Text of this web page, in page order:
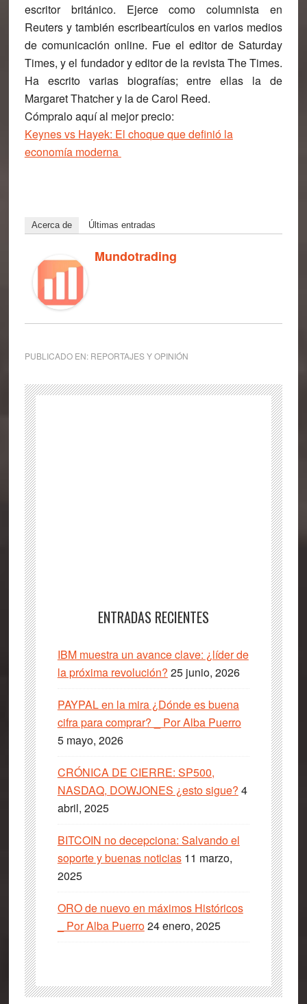
escritor británico. Ejerce como columnista en
Reuters y también escribeartículos en varios medios
de comunicación online. Fue el editor de Saturday
Times, y el fundador y editor de la revista The Times.
Ha escrito varias biografías; entre ellas la de
Margaret Thatcher y la de Carol Reed.
Cómpralo aquí al mejor precio:
Keynes vs Hayek: El choque que definió la
economía moderna
Acerca de Últimas entradas
Mundotrading
PUBLICADO EN: REPORTAJES Y OPINIÓN
ENTRADAS RECIENTES
IBM muestra un avance clave: ¿líder de
la próxima revolución? 25 junio, 2026
PAYPAL en la mira ¿Dónde es buena
cifra para comprar? _ Por Alba Puerro
5 mayo, 2026
CRÓNICA DE CIERRE: SP500,
NASDAQ, DOWJONES ¿esto sigue? 4
abril, 2025
BITCOIN no decepciona: Salvando el
soporte y buenas noticias 11 marzo,
2025
ORO de nuevo en máximos Históricos
_ Por Alba Puerro24 enero, 2025